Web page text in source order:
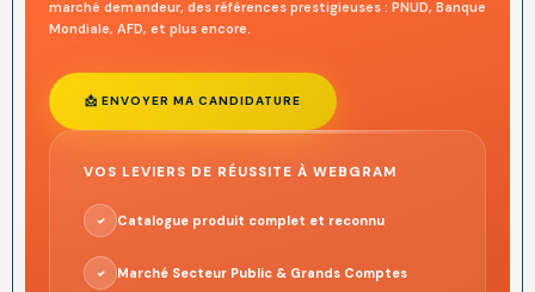
marché demandeur, des références prestigieuses : PNUD, Banque
Mondiale, AFD, et plus encore.
📩 ENVOYER MA CANDIDATURE
VOS LEVIERS DE RÉUSSITE À WEBGRAM
✓ Catalogue produit complet et reconnu
✓ Marché Secteur Public & Grands Comptes